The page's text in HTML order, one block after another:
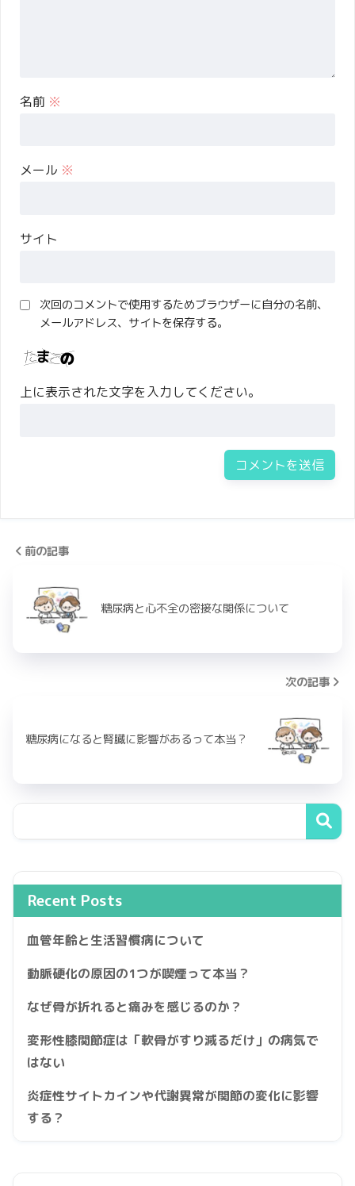
名前 ※
メール ※
サイト
次回のコメントで使用するためブラウザーに自分の名前、
メールアドレス、サイトを保存する。
上に表示された文字を入力してください。
前の記事
糖尿病と心不全の密接な関係について
次の記事
糖尿病になると腎臓に影響があるって本当？
Recent Posts
血管年齢と生活習慣病について
動脈硬化の原因の1つが喫煙って本当？
なぜ骨が折れると痛みを感じるのか？
変形性膝関節症は「軟骨がすり減るだけ」の病気で
はない
炎症性サイトカインや代謝異常が関節の変化に影響
する？